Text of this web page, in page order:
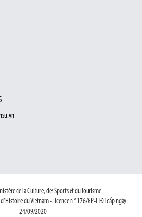
de la Culture, des Sports et du Tourisme
du Vietnam - Licence n ° 176/GP-TTĐT cấp ngày:
24/09/2020